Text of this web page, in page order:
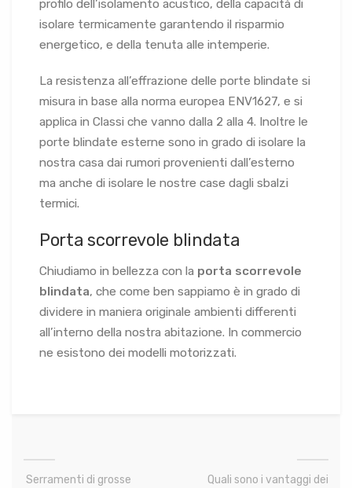
profilo dell’isolamento acustico, della capacità di
isolare termicamente garantendo il risparmio
energetico, e della tenuta alle intemperie.
La resistenza all’effrazione delle porte blindate si
misura in base alla norma europea ENV1627, e si
applica in Classi che vanno dalla 2 alla 4. Inoltre le
porte blindate esterne sono in grado di isolare la
nostra casa dai rumori provenienti dall’esterno
ma anche di isolare le nostre case dagli sbalzi
termici.
Porta scorrevole blindata
Chiudiamo in bellezza con la porta scorrevole
blindata, che come ben sappiamo è in grado di
dividere in maniera originale ambienti differenti
all’interno della nostra abitazione. In commercio
ne esistono dei modelli motorizzati.
Serramenti di grosse
Quali sono i vantaggi dei